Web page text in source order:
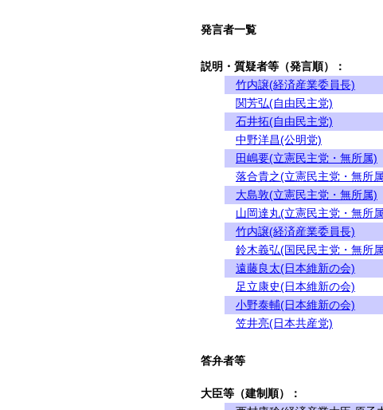
発言者一覧
説明・質疑者等（発言順）：
竹内譲(経済産業委員長)
関芳弘(自由民主党)
石井拓(自由民主党)
中野洋昌(公明党)
田嶋要(立憲民主党・無所属)
落合貴之(立憲民主党・無所
大島敦(立憲民主党・無所属)
山岡達丸(立憲民主党・無所
竹内譲(経済産業委員長)
鈴木義弘(国民民主党・無所
遠藤良太(日本維新の会)
足立康史(日本維新の会)
小野泰輔(日本維新の会)
笠井亮(日本共産党)
答弁者等
大臣等（建制順）：